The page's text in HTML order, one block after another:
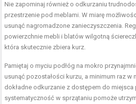
Nie zapominaj również o odkurzaniu
przestrzenie pod meblami. W miarę
usunąć nagromadzone zanieczyszczenia.
powierzchnie mebli i blatów wilgotną
która skutecznie zbiera kurz.
Pamiętaj o myciu podłóg na mokro
usunąć pozostałości kurzu, a minimum raz w
dokładne odkurzanie z dostępem do miejsca
systematyczność w sprzątaniu pomoże